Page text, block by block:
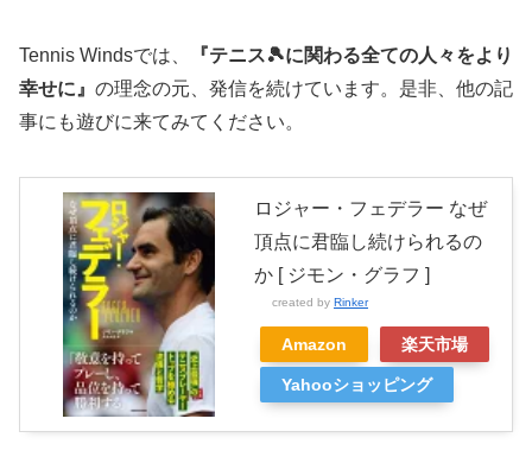
Tennis Windsでは、
『テニス🎾に関わる全ての人々をより
幸せに』 の理念の元、発信を続けています。是非、他の記
事にも遊びに来てみてください。
ロジャー・フェデラー なぜ
頂点に君臨し続けられるの
か [ ジモン・グラフ ]
created by Rinker
Amazon 楽天市場
Yahooショッピング